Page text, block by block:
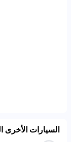
السيارات الأخرى